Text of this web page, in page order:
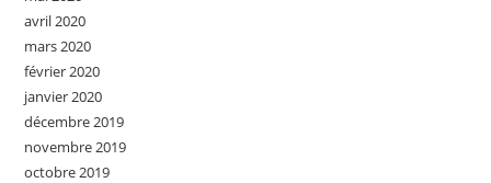
avril 2020
mars 2020
février 2020
janvier 2020
décembre 2019
novembre 2019
octobre 2019